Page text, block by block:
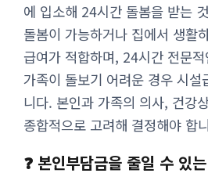
에 입소해 24시간 돌봄을 받는
돌봄이 가능하거나 집에서 생활
급여가 적합하며, 24시간 전문
가족이 돌보기 어려운 경우 시
니다. 본인과 가족의 의사, 건강
종합적으로 고려해 결정해야 합
❓ 본인부담금을 줄일 수 있